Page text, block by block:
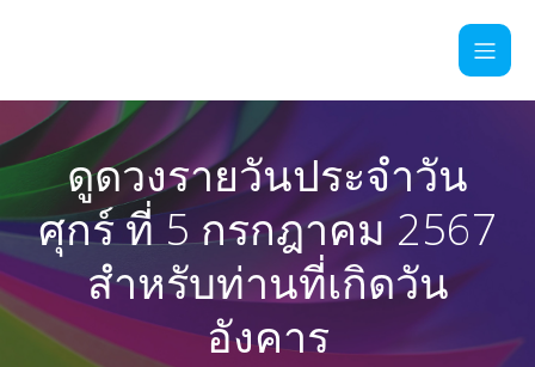
ดูดวงรายวันประจำวัน
ศุกร์ ที่ 5 กรกฎาคม 2567
สำหรับท่านที่เกิดวัน
อังคาร